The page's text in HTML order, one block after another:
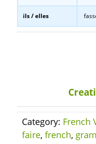
ils / elles
Category: French
faire, french,